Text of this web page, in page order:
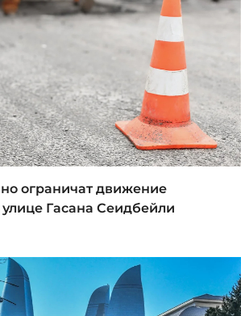
ограничат движение
Гасана Сеидбейли